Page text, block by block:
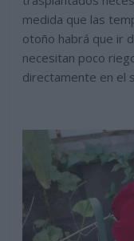
medida que las
otoño habrá que ir
necesitan poco
directamente en el